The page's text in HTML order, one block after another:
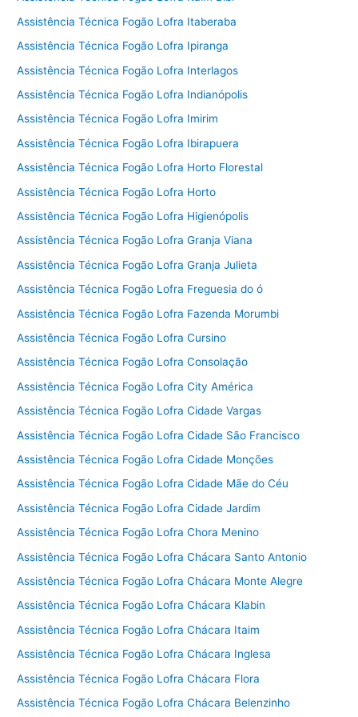
Assistência Técnica Fogão Lofra Itaberaba
Assistência Técnica Fogão Lofra Ipiranga
Assistência Técnica Fogão Lofra Interlagos
Assistência Técnica Fogão Lofra Indianópolis
Assistência Técnica Fogão Lofra Imirim
Assistência Técnica Fogão Lofra Ibirapuera
Assistência Técnica Fogão Lofra Horto Florestal
Assistência Técnica Fogão Lofra Horto
Assistência Técnica Fogão Lofra Higienópolis
Assistência Técnica Fogão Lofra Granja Viana
Assistência Técnica Fogão Lofra Granja Julieta
Assistência Técnica Fogão Lofra Freguesia do ó
Assistência Técnica Fogão Lofra Fazenda Morumbi
Assistência Técnica Fogão Lofra Cursino
Assistência Técnica Fogão Lofra Consolação
Assistência Técnica Fogão Lofra City América
Assistência Técnica Fogão Lofra Cidade Vargas
Assistência Técnica Fogão Lofra Cidade São Francisco
Assistência Técnica Fogão Lofra Cidade Monções
Assistência Técnica Fogão Lofra Cidade Mãe do Céu
Assistência Técnica Fogão Lofra Cidade Jardim
Assistência Técnica Fogão Lofra Chora Menino
Assistência Técnica Fogão Lofra Chácara Santo Antonio
Assistência Técnica Fogão Lofra Chácara Monte Alegre
Assistência Técnica Fogão Lofra Chácara Klabin
Assistência Técnica Fogão Lofra Chácara Itaim
Assistência Técnica Fogão Lofra Chácara Inglesa
Assistência Técnica Fogão Lofra Chácara Flora
Assistência Técnica Fogão Lofra Chácara Belenzinho